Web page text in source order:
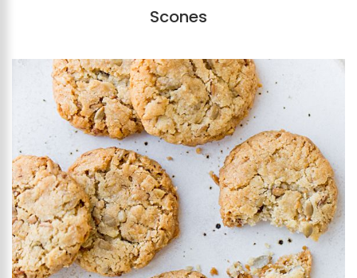
Scones